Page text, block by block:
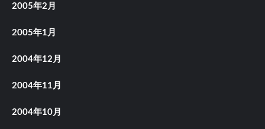
2005年2月
2005年1月
2004年12月
2004年11月
2004年10月